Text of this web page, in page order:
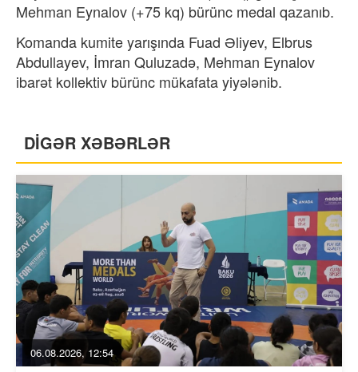
Mehman Eynalov (+75 kq) bürünc medal qazanıb.
Komanda kumite yarışında Fuad Əliyev, Elbrus
Abdullayev, İmran Quluzadə, Mehman Eynalov
ibarət kollektiv bürünc mükafata yiyələnib.
DİGƏR XƏBƏRLƏR
06.08.2026, 12:54